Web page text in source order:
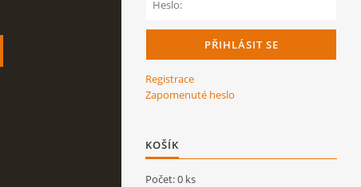
Registrace
Zapomenuté heslo
KOŠÍK
Počet: 0 ks